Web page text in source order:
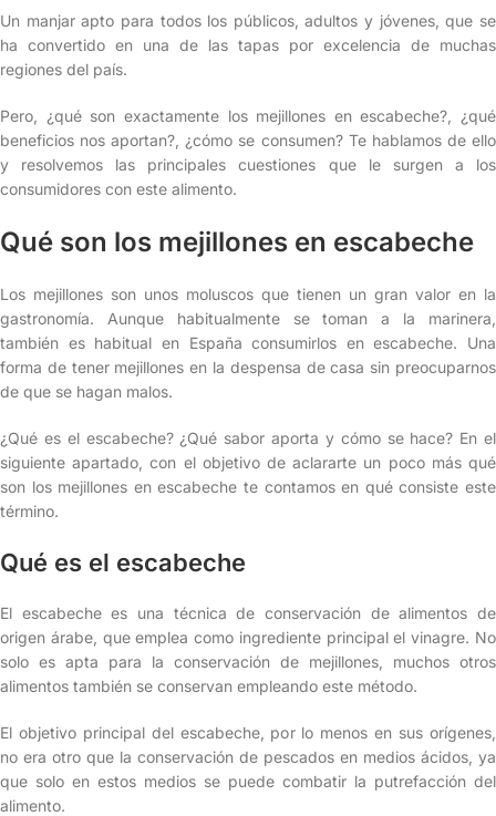
Un manjar apto para todos los públicos, adultos y jóvenes, que se
ha convertido en una de las tapas por excelencia de muchas
regiones del país.
Pero, ¿qué son exactamente los mejillones en escabeche?, ¿qué
beneficios nos aportan?, ¿cómo se consumen? Te hablamos de ello
y resolvemos las principales cuestiones que le surgen a los
consumidores con este alimento.
Qué son los mejillones en escabeche
Los mejillones son unos moluscos que tienen un gran valor en la
gastronomía. Aunque habitualmente se toman a la marinera,
también es habitual en España consumirlos en escabeche. Una
forma de tener mejillones en la despensa de casa sin preocuparnos
de que se hagan malos.
¿Qué es el escabeche? ¿Qué sabor aporta y cómo se hace? En el
siguiente apartado, con el objetivo de aclararte un poco más qué
son los mejillones en escabeche te contamos en qué consiste este
término.
Qué es el escabeche
El escabeche es una técnica de conservación de alimentos de
origen árabe, que emplea como ingrediente principal el vinagre. No
solo es apta para la conservación de mejillones, muchos otros
alimentos también se conservan empleando este método.
El objetivo principal del escabeche, por lo menos en sus orígenes,
no era otro que la conservación de pescados en medios ácidos, ya
que solo en estos medios se puede combatir la putrefacción del
alimento.